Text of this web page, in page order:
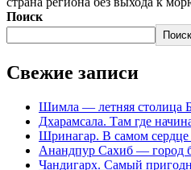
Поиск
Поиск
Свежие записи
Шимла — летняя столица
Дхарамсала. Там где
Шринагар. В самом
Анандпур Сахиб — город
Чандигарх. Самый